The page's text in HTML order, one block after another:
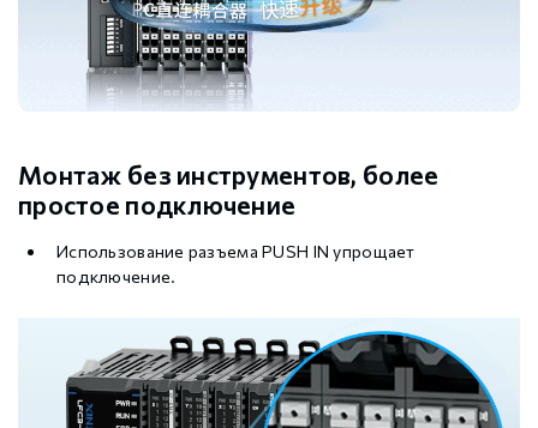
Монтаж без инструментов, более
простое подключение
Использование разъема PUSH IN упрощает
подключение.